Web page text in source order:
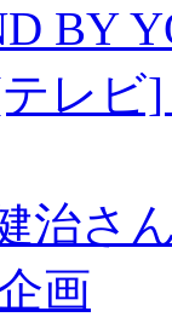
BY
レビ]
治さ
画